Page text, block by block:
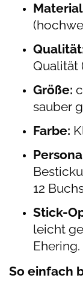
Qualität
Größe:
sauber
Farbe:
12
Stick-
leicht
Ehering.
So einfach